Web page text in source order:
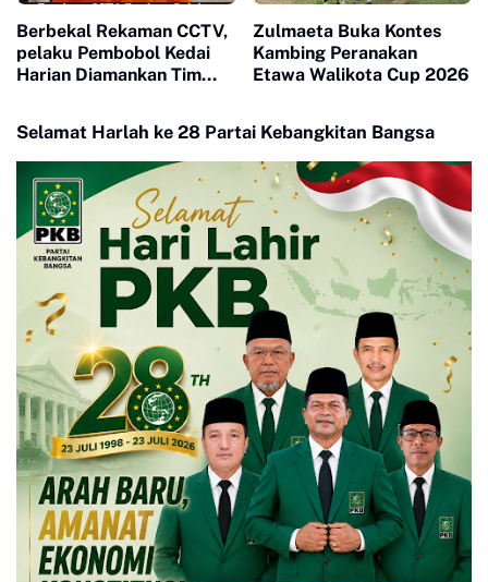
Berbekal Rekaman CCTV,
pelaku Pembobol Kedai
Harian Diamankan Tim
Zulmaeta Buka Kontes
Kambing Peranakan
Etawa Walikota Cup 2026
Selamat Harlah ke 28 Partai Kebangkitan Bangsa